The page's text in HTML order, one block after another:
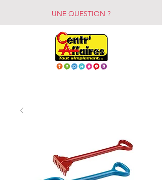
UNE QUESTION ?